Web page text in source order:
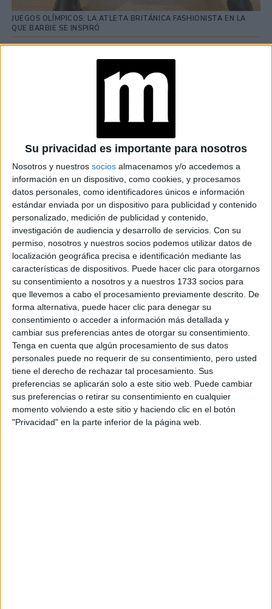
Su privacidad es importante para nosotros
Nosotros y nuestros socios almacenamos y/o accedemos a
información en un dispositivo, como cookies, y procesamos
datos personales, como identificadores únicos e información
estándar enviada por un dispositivo para publicidad y contenido
personalizado, medición de publicidad y contenido,
investigación de audiencia y desarrollo de servicios. Con su
permiso, nosotros y nuestros socios podemos utilizar datos de
localización geográfica precisa e identificación mediante las
características de dispositivos. Puede hacer clic para otorgarnos
su consentimiento a nosotros y a nuestros 1733 socios para
que llevemos a cabo el procesamiento previamente descrito. De
forma alternativa, puede hacer clic para denegar su
consentimiento o acceder a información más detallada y
cambiar sus preferencias antes de otorgar su consentimiento.
Tenga en cuenta que algún procesamiento de sus datos
personales puede no requerir de su consentimiento, pero usted
tiene el derecho de rechazar tal procesamiento. Sus
preferencias se aplicarán solo a este sitio web. Puede cambiar
sus preferencias o retirar su consentimiento en cualquier
momento volviendo a este sitio y haciendo clic en el botón
"Privacidad" en la parte inferior de la página web.
JUEGOS OLÍMPICOS: LA ATLETA BRITÁNICA FASHIONISTA EN LA
QUE BARBIE SE INSPIRÓ
TAMBIÉN TE PUEDE INTERESAR
ELLAS JUEGAN:
CONOCÉ A LAS
BUSCAN CAMBIAR
ARGENTINO PARA
SIEMPRE
JENNIFER
DAHLGREN:
"ARGENTINA ES
GORDOFÓBICA"
TODO LO QUE NO
SABÍAS SOBRE
BARBIE, LA MUÑECA
QUE CUMPLE 60
AÑOS
Asher-Smithcompetirá en las olimpiadas en las carreras
de atletismo y velocidad. En la edición pasada que se
llevó a cabo en Rio, obtuvo lamedalla de bronce
. Hoy
es considerada la “Bolt” británica y sus seguidores están a
la expectativa de su participación enTokio 2021.